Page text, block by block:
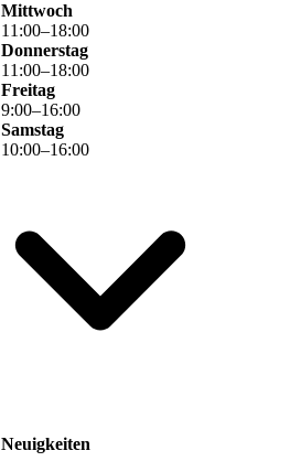
Mittwoch
11 :00–18:00
Donnerstag
11 :00–18:00
Freitag
9:00–16:00
Samstag
10:00–16:00
Neuigkeiten